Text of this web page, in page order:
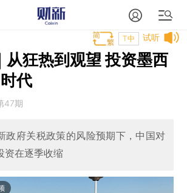
试听
T中
从狂热到观望 投资墨西
代
47期
政府关税政策的风险预期下，中国对
资在逐季收缩